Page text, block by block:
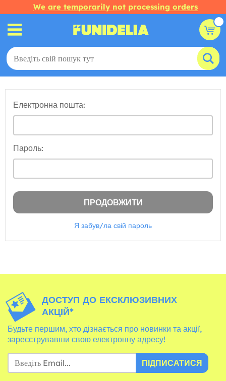
We are temporarily not processing orders
Електронна пошта:
Пароль:
Я забув/ла свій пароль
ДОСТУП ДО ЕКСКЛЮЗИВНИХ
АКЦІЙ*
Будьте першим, хто дізнається про новинки та акції,
зареєструвавши свою електронну адресу!
ПІДПИСАТИСЯ